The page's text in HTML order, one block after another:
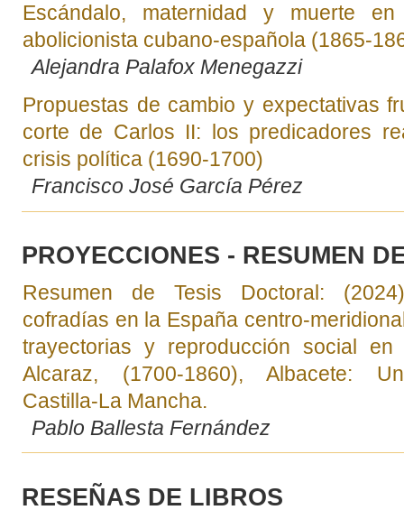
Escándalo, maternidad y muerte
abolicionista cubano-española (1865-
Alejandra Palafox Menegazzi
Propuestas de cambio y expectativas
corte de Carlos II: los predicadores
crisis política (1690-1700)
Francisco José García Pérez
PROYECCIONES - RESUMEN
Resumen de Tesis Doctoral:
cofradías en la España centro-
trayectorias y reproducción social
Alcaraz, (1700-1860), Albacete:
Castilla-La Mancha.
Pablo Ballesta Fernández
RESEÑAS DE LIBROS